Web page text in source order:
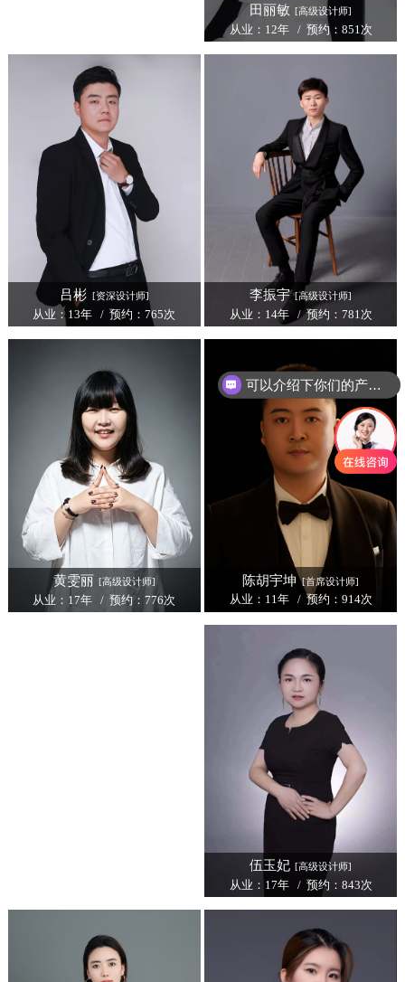
田丽敏 [高级设计师]
从业：12年 / 预约：851次
吕彬 [资深设计师]
从业：13年 / 预约：765次
李振宇 [高级设计师]
从业：14年 / 预约：781次
黄雯丽 [高级设计师]
从业：17年 / 预约：776次
陈胡宇坤 [首席设计师]
从业：11年 / 预约：914次
伍玉妃 [高级设计师]
从业：17年 / 预约：843次
可以介绍下你们的产品么？